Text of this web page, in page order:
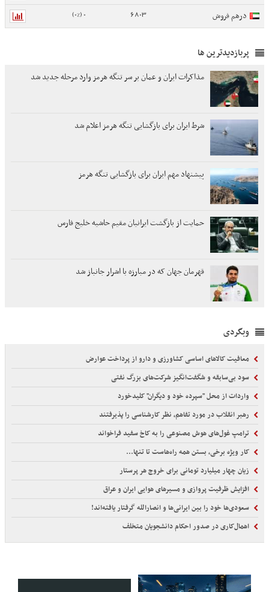
درهم فروش 6803
0 (0%)
پربازدیدترین ها
مذاکرات ایران و عمان بر سر تنگه هرمز وارد مرحله جدید شد
شرط ایران برای بازگشایی تنگه هرمز اعلام شد
پیشنهاد مهم ایران برای بازگشایی تنگه هرمز
حمایت از بازگشت ایرانیان مقیم حاشیه خلیج فارس
قهرمان جهان که در مبارزه با اشرار جانباز شد
وبگردی
معافیت کالاهای اساسی کشاورزی و دارو از پرداخت عوارض
سود بی‌سابقه و شگفت‌انگیز شرکت‌های بزرگ نفتی
واردات از محل "سپرده خود و دیگران" کلیدخورد
رهبر انقلاب در مورد تفاهم، نظر کارشناسی را پذیرفتند
ترامپ غول‌های هوش مصنوعی را به کاخ سفید فراخواند
کار ویژه برخی، بستن همه راه‌هاست تا تنها...
زیان چهار میلیارد تومانی برای خروج هر پرستار
افزایش ظرفیت پروازی و مسیرهای هوایی ایران و عراق
سعودی‌ها خود را بین ایرانی‌ها و انصارالله گرفتار یافته‌اند!
اهمال‌کاری در صدور احکام‌ دانشجویان متخلف